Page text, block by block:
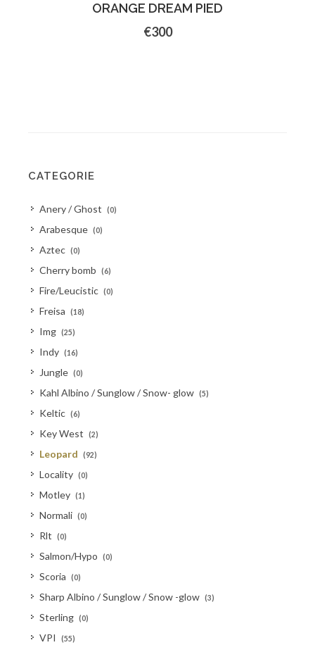
ORANGE DREAM PIED
€300
CATEGORIE
Anery / Ghost (0)
Arabesque (0)
Aztec (0)
Cherry bomb (6)
Fire/Leucistic (0)
Freisa (18)
Img (25)
Indy (16)
Jungle (0)
Kahl Albino / Sunglow / Snow- glow (5)
Keltic (6)
Key West (2)
Leopard (92)
Locality (0)
Motley (1)
Normali (0)
Rlt (0)
Salmon/Hypo (0)
Scoria (0)
Sharp Albino / Sunglow / Snow -glow (3)
Sterling (0)
VPI (55)